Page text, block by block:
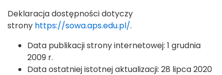
Deklaracja dostępności dotyczy
strony https://sowa.aps.edu.pl/.
Data publikacji strony internetowej: 1 grudnia
2009 r.
Data ostatniej istotnej aktualizacji: 28 lipca 2020